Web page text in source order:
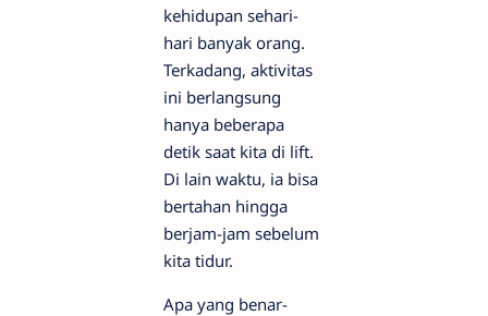
kehidupan sehari-
hari banyak orang.
Terkadang, aktivitas
ini berlangsung
hanya beberapa
detik saat kita di lift.
Di lain waktu, ia bisa
bertahan hingga
berjam-jam sebelum
kita tidur.
Apa yang benar-